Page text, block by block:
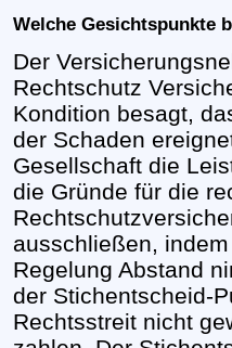
Welche Gesichtspunkte
Der
Rechtschutz
Kondition besagt,
der Schaden
Gesellschaft die
die Gründe für die
ausschließen,
Regelung Abstand
der Stichentscheid-
Rechtsstreit nicht